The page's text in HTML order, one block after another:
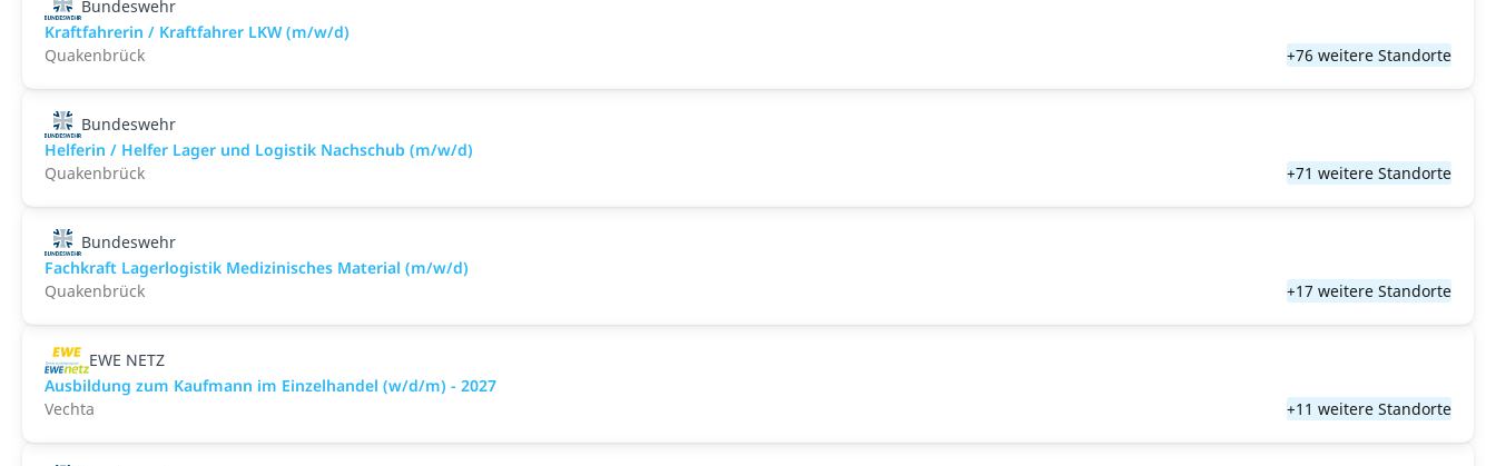
Bundeswehr
Kraftfahrerin / Kraftfahrer LKW (m/w/d)
Quakenbrück
+76 weitere Standorte
Bundeswehr
Helferin / Helfer Lager und Logistik Nachschub (m/w/d)
Quakenbrück
+71 weitere Standorte
Bundeswehr
Fachkraft Lagerlogistik Medizinisches Material (m/w/d)
Quakenbrück
+17 weitere Standorte
EWE NETZ
Ausbildung zum Kaufmann im Einzelhandel (w/d/m) - 2027
Vechta
+11 weitere Standorte